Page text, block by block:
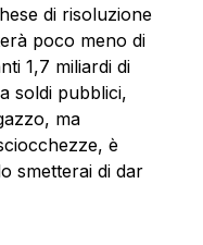
di risoluzione
poco meno di
1,7 miliardi di
soldi pubblici,
ma
è
smetterai di dar